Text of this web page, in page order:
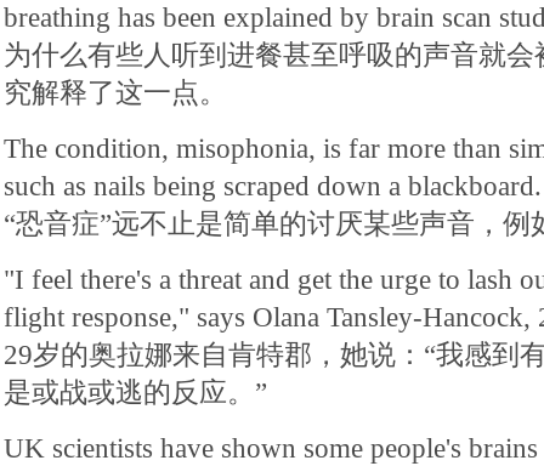
breathing has been explained by brain scan
为什么有些人听到进餐甚至呼吸的声音就
究解释了这一点。
The condition, misophonia, is far more than
such as nails being scraped down a blackboard.
“恐音症”远不止是简单的讨厌某些声音，例
"I feel there's a threat and get the urge to lash
flight response," says Olana Tansley-
29岁的奥拉娜来自肯特郡，她说：“我感到
是或战或逃的反应。”
UK scientists have shown some people's